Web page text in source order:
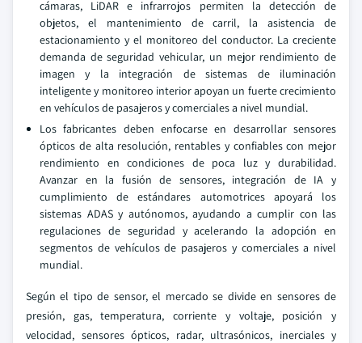
cámaras, LiDAR e infrarrojos permiten la detección de
objetos, el mantenimiento de carril, la asistencia de
estacionamiento y el monitoreo del conductor. La creciente
demanda de seguridad vehicular, un mejor rendimiento de
imagen y la integración de sistemas de iluminación
inteligente y monitoreo interior apoyan un fuerte crecimiento
en vehículos de pasajeros y comerciales a nivel mundial.
Los fabricantes deben enfocarse en desarrollar sensores
ópticos de alta resolución, rentables y confiables con mejor
rendimiento en condiciones de poca luz y durabilidad.
Avanzar en la fusión de sensores, integración de IA y
cumplimiento de estándares automotrices apoyará los
sistemas ADAS y autónomos, ayudando a cumplir con las
regulaciones de seguridad y acelerando la adopción en
segmentos de vehículos de pasajeros y comerciales a nivel
mundial.
Según el tipo de sensor, el mercado se divide en sensores de
presión, gas, temperatura, corriente y voltaje, posición y
velocidad, sensores ópticos, radar, ultrasónicos, inerciales y